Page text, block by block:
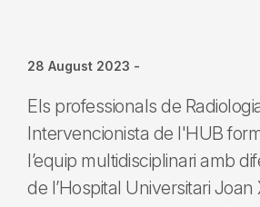
28 August 2023 -
Els professionals de
Intervencionista de l'HUB
l’equip multidisciplinari amb
de l’Hospital Universitari Joan